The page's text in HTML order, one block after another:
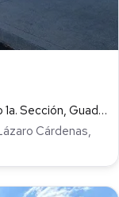
Calzada Lázaro Cárdenas 2136, Del Fresno 1a. Sección, Guadalajara
Cárdenas,